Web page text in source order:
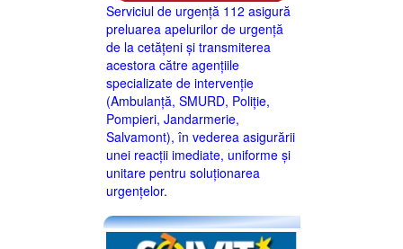
Serviciul de urgență 112 asigură
preluarea apelurilor de urgență
de la cetățeni și transmiterea
acestora către agențiile
specializate de intervenție
(Ambulanță, SMURD, Poliție,
Pompieri, Jandarmerie,
Salvamont), în vederea asigurării
unei reacții imediate, uniforme și
unitare pentru soluționarea
urgențelor.